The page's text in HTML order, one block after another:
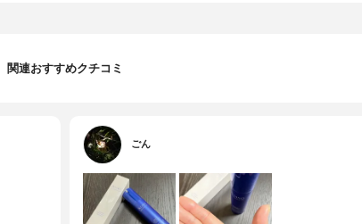
関連おすすめクチコミ
ごん